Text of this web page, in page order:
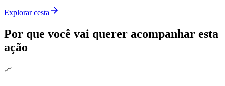
Explorar cesta
Por que você vai querer acompanhar esta
ação
📈